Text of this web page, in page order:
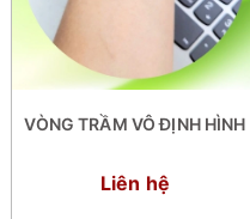
VÒNG TRẦM VÔ ĐỊNH HÌNH
Liên hệ